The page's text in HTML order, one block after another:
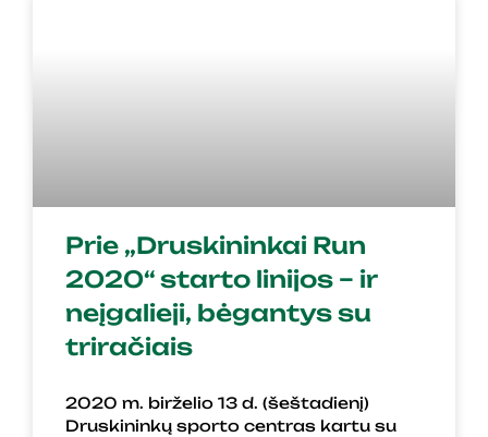
Prie „Druskininkai Run
2020“ starto linijos – ir
neįgalieji, bėgantys su
triračiais
2020 m. birželio 13 d. (šeštadienį)
Druskininkų sporto centras kartu su